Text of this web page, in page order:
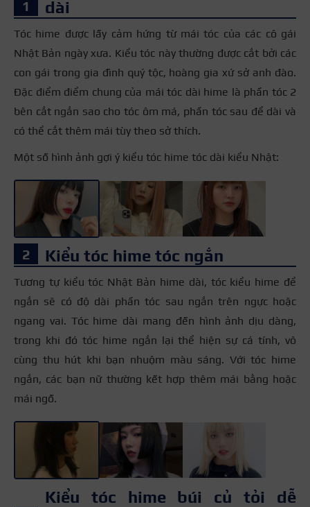
dài
Tóc hime được lấy cảm hứng từ mái tóc của các cô gái
Nhật Bản ngày xưa. Kiểu tóc này thường được cắt bởi các
con gái trong gia đình quý tộc, hoàng gia xứ sở anh đào.
Đặc điểm điểm chung của mái tóc dài hime là phần tóc 2
bên cắt ngắn sao cho tóc ôm má, phần tóc sau để dài và
có thể cắt thêm mái tùy theo sở thích.
Một số hình ảnh gợi ý kiểu tóc hime tóc dài kiểu Nhật:+3
Kiểu tóc hime tóc ngắn
Tương tự kiểu tóc Nhật Bản hime dài, tóc kiểu hime để
ngắn sẽ có độ dài phần tóc sau ngắn trên ngực hoặc
ngang vai. Tóc hime dài mang đến hình ảnh dịu dàng,
trong khi đó tóc hime ngắn lại thể hiện sự cá tính, vô
cùng thu hút khi bạn nhuộm màu sáng. Với tóc hime
ngắn, các bạn nữ thường kết hợp thêm mái bằng hoặc
mái ngố.
Kiểu tóc hime búi củ tỏi dễ